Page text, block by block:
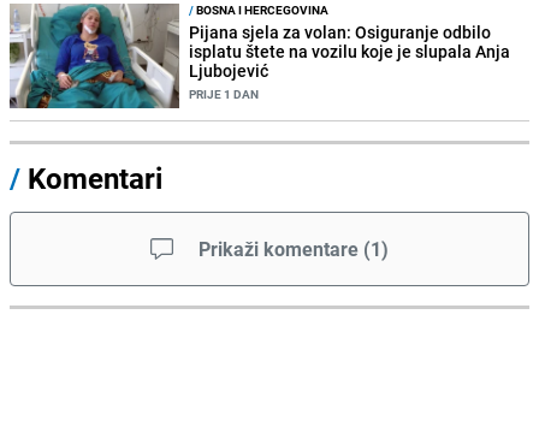
/BOSNA I HERCEGOVINA
Pijana sjela za volan: Osiguranje odbilo
isplatu štete na vozilu koje je slupala Anja
Ljubojević
PRIJE 1 DAN
/ Komentari
Prikaži komentare (1)